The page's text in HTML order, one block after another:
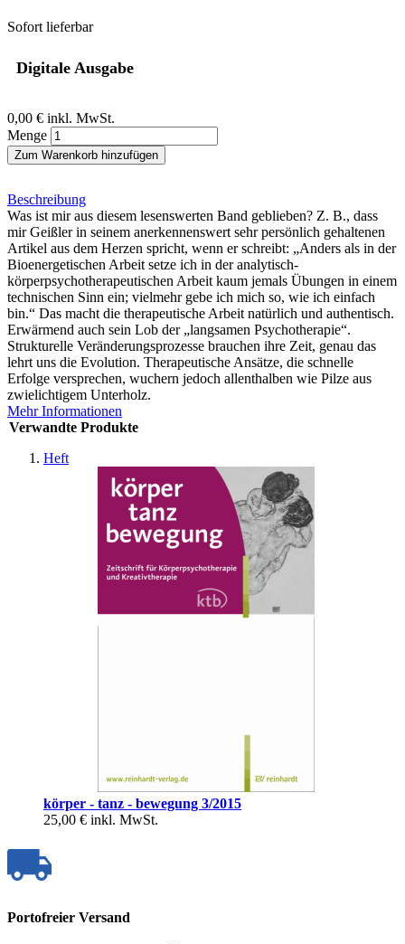
Sofort lieferbar
Digitale Ausgabe
0,00 € inkl. MwSt.
Menge
Zum Warenkorb hinzufügen
Beschreibung
Was ist mir aus diesem lesenswerten Band geblieben? Z. B., dass
mir Geißler in seinem anerkennenswert sehr persönlich gehaltenen
Artikel aus dem Herzen spricht, wenn er schreibt: „Anders als in der
Bioenergetischen Arbeit setze ich in der analytisch-
körperpsychotherapeutischen Arbeit kaum jemals Übungen in einem
technischen Sinn ein; vielmehr gebe ich mich so, wie ich einfach
bin.“ Das macht die therapeutische Arbeit natürlich und authentisch.
Erwärmend auch sein Lob der „langsamen Psychotherapie“.
Strukturelle Veränderungsprozesse brauchen ihre Zeit, genau das
lehrt uns die Evolution. Therapeutische Ansätze, die schnelle
Erfolge versprechen, wuchern jedoch allenthalben wie Pilze aus
zwielichtigem Unterholz.
Mehr Informationen
Verwandte Produkte
Heft
körper - tanz - bewegung 3/2015
25,00 € inkl. MwSt.
Portofreier Versand